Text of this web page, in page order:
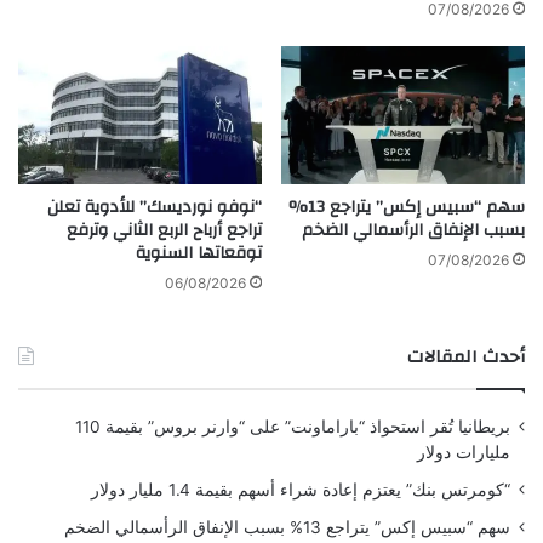
قد يؤدي أحيانًا شحن البرنامج إلى مختبري النسخة
التجريبية إلى الكشف عن أخطاء خطيرة تحتاج إلى
معالجة. وبالتالي، فإن إصدار RC المحدث اليوم
موجود هنا لأجهزة iPhone.
على افتراض أن RC الجديد لا يقدم أي مشكلات
لجميع المستخدمين في الأيام المقبلة.
هل لاحظت أي تغييرات في iOS 26.2 RC الجديد؟
أفضل ملحقات آيفون
FTC: نحن نستخدم الروابط التابعة التلقائية لكسب
ل
ش
م
ا
ل
ي
ة
ا
ئ
ي
ل
–
و
ك
ا
د
ا
ن
و
07/08/2026
سهم “سبيس إكس” يتراجع 13%
بسبب الإنفاق الرأسمالي الضخم
07/08/2026
“نوفو نورديسك” للأدوية تعلن
تراجع أرباح الربع الثاني وترفع
توقعاتها السنوية
06/08/2026
أحدث المقالات
بريطانيا تُقر استحواذ “باراماونت” على “وارنر بروس” بقيمة 110
مليارات دولار
“كومرتس بنك” يعتزم إعادة شراء أسهم بقيمة 1.4 مليار دولار
سهم “سبيس إكس” يتراجع 13% بسبب الإنفاق الرأسمالي الضخم